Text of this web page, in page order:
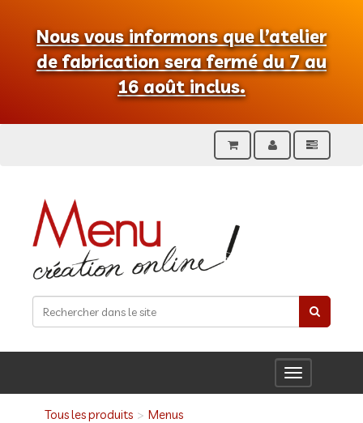
Nous vous informons que l’atelier
de fabrication sera fermé du 7 au
16 août inclus.
Toggle
navigation
Tous les produits
Menus